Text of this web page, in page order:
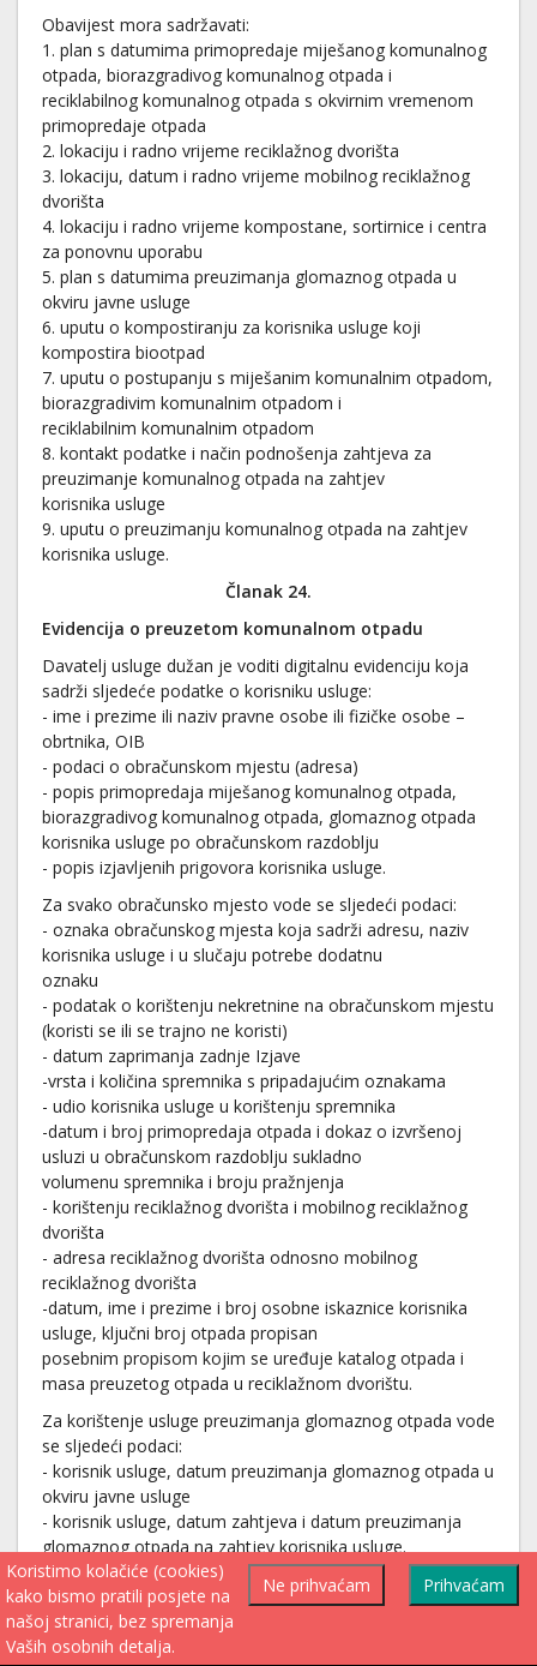
Obavijest mora sadržavati:
1. plan s datumima primopredaje miješanog komunalnog
otpada, biorazgradivog komunalnog otpada i
reciklabilnog komunalnog otpada s okvirnim vremenom
primopredaje otpada
2. lokaciju i radno vrijeme reciklažnog dvorišta
3. lokaciju, datum i radno vrijeme mobilnog reciklažnog
dvorišta
4. lokaciju i radno vrijeme kompostane, sortirnice i centra
za ponovnu uporabu
5. plan s datumima preuzimanja glomaznog otpada u
okviru javne usluge
6. uputu o kompostiranju za korisnika usluge koji
kompostira biootpad
7. uputu o postupanju s miješanim komunalnim otpadom,
biorazgradivim komunalnim otpadom i
reciklabilnim komunalnim otpadom
8. kontakt podatke i način podnošenja zahtjeva za
preuzimanje komunalnog otpada na zahtjev
korisnika usluge
9. uputu o preuzimanju komunalnog otpada na zahtjev
korisnika usluge.
Članak 24.
Evidencija o preuzetom komunalnom otpadu
Davatelj usluge dužan je voditi digitalnu evidenciju koja
sadrži sljedeće podatke o korisniku usluge:
- ime i prezime ili naziv pravne osobe ili fizičke osobe –
obrtnika, OIB
- podaci o obračunskom mjestu (adresa)
- popis primopredaja miješanog komunalnog otpada,
biorazgradivog komunalnog otpada, glomaznog otpada
korisnika usluge po obračunskom razdoblju
- popis izjavljenih prigovora korisnika usluge.
Za svako obračunsko mjesto vode se sljedeći podaci:
- oznaka obračunskog mjesta koja sadrži adresu, naziv
korisnika usluge i u slučaju potrebe dodatnu
oznaku
- podatak o korištenju nekretnine na obračunskom mjestu
(koristi se ili se trajno ne koristi)
- datum zaprimanja zadnje Izjave
-vrsta i količina spremnika s pripadajućim oznakama
- udio korisnika usluge u korištenju spremnika
-datum i broj primopredaja otpada i dokaz o izvršenoj
usluzi u obračunskom razdoblju sukladno
volumenu spremnika i broju pražnjenja
- korištenju reciklažnog dvorišta i mobilnog reciklažnog
dvorišta
- adresa reciklažnog dvorišta odnosno mobilnog
reciklažnog dvorišta
-datum, ime i prezime i broj osobne iskaznice korisnika
usluge, ključni broj otpada propisan
posebnim propisom kojim se uređuje katalog otpada i
masa preuzetog otpada u reciklažnom dvorištu.
Za korištenje usluge preuzimanja glomaznog otpada vode
se sljedeći podaci:
- korisnik usluge, datum preuzimanja glomaznog otpada u
okviru javne usluge
- korisnik usluge, datum zahtjeva i datum preuzimanja
glomaznog otpada na zahtjev korisnika usluge.
Prihvaćam
Ne prihvaćam
Koristimo kolačiće (cookies)
kako bismo pratili posjete na
našoj stranici, bez spremanja
Vaših osobnih detalja.